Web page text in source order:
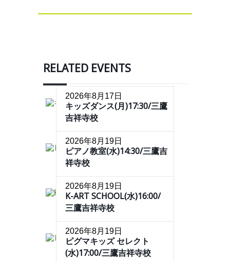
RELATED EVENTS
2026年8月17日
キッズダンス(月)17:30/三鷹
吉祥寺校
2026年8月19日
ピアノ教室(水)14:30/三鷹吉
祥寺校
2026年8月19日
K-ART SCHOOL(水)16:00/
三鷹吉祥寺校
2026年8月19日
ピグマキッズ セレクト
(水)17:00/三鷹吉祥寺校